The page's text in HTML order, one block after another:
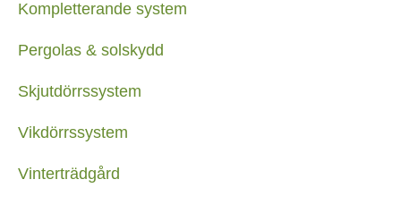
Kompletterande system
Pergolas & solskydd
Skjutdörrssystem
Vikdörrssystem
Vinterträdgård